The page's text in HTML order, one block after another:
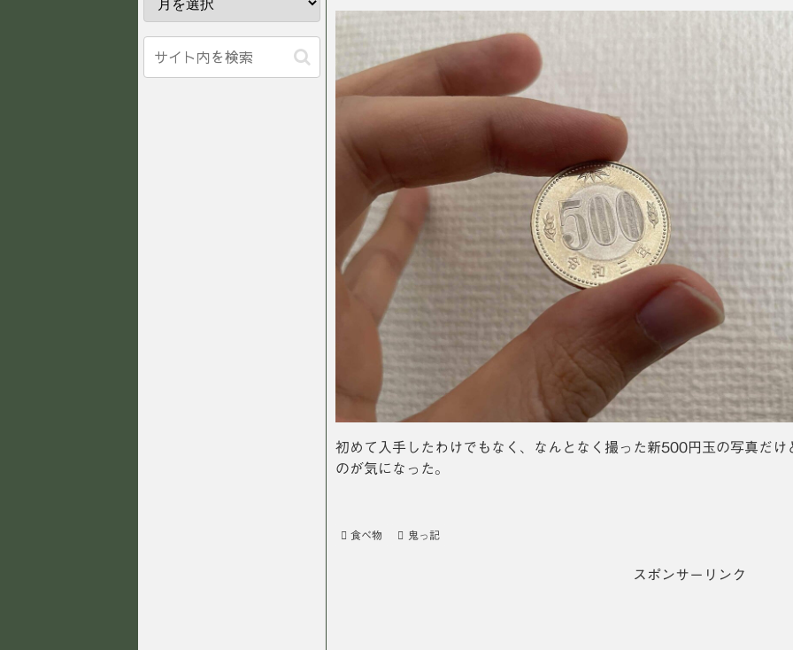
初めて入手したわけでもなく、なんとなく撮った新500円玉の写真だけ
のが気になった。
食べ物 鬼っ記
スポンサーリンク